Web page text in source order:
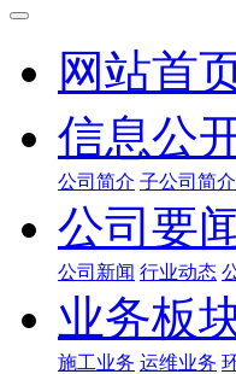
网站首
信息公
公司简介 子公司简介
公司要
公司新闻 行业动态
业务板
施工业务 运维业务